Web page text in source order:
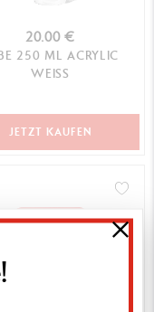
20.00 €
250 ML ACRYLIC
WEISS
JETZT KAUFEN